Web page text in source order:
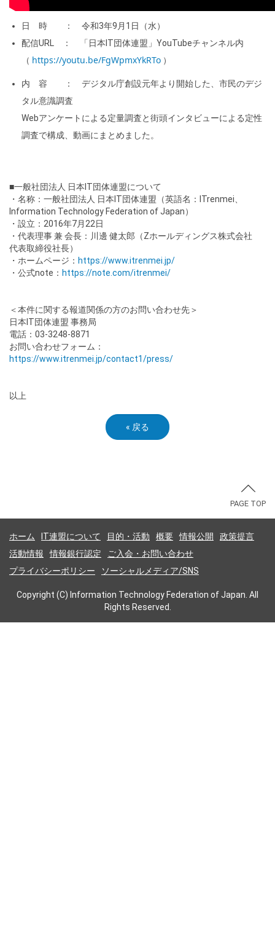
日 時 ： 令和3年9月1日（水）
配信URL ： 「日本IT団体連盟」YouTubeチャンネル内
（ https://youtu.be/FgWpmxYkRTo ）
内 容 ： デジタル庁創設元年より開始した、市民のデジ
タル意識調査
Webアンケートによる定量調査と街頭インタビューによる定性
調査で構成、動画にまとめました。
■一般社団法人 日本IT団体連盟について
・名称：一般社団法人 日本IT団体連盟（英語名：ITrenmei、
Information Technology Federation of Japan）
・設立：2016年7月22日
・代表理事 兼 会長：川邊 健太郎（Zホールディングス株式会社
代表取締役社長）
・ホームページ： https://www.itrenmei.jp/
・公式note： https://note.com/itrenmei/
＜本件に関する報道関係の方のお問い合わせ先＞
日本IT団体連盟 事務局
電話：03-3248-8871
お問い合わせフォーム：
https://www.itrenmei.jp/contact1/press/
以上
« 戻る
PAGE TOP
ホーム IT連盟について 目的・活動 概要 情報公開
政策提言
活動情報
情報銀行認定
ご入会・お問い合わせ
プライバシーポリシー
ソーシャルメディア/SNS
Copyright (C) Information Technology Federation of Japan. All
Rights Reserved.